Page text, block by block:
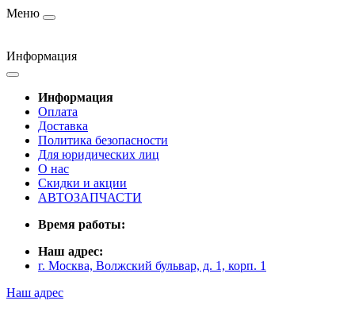
Меню
Информация
Информация
Оплата
Доставка
Политика безопасности
Для юридических лиц
О нас
Скидки и акции
АВТОЗАПЧАСТИ
Время работы:
Наш адрес:
г. Москва, Волжский бульвар, д. 1, корп. 1
Наш адрес